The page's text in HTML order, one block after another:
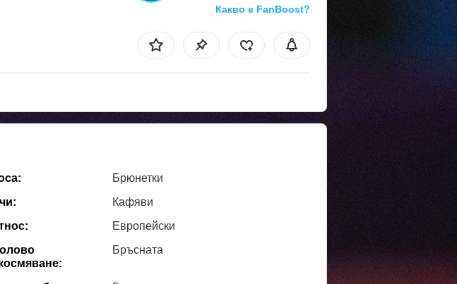
Какво е FanBoost?
Брюнетки
Кафяви
Европейски
Бръсната